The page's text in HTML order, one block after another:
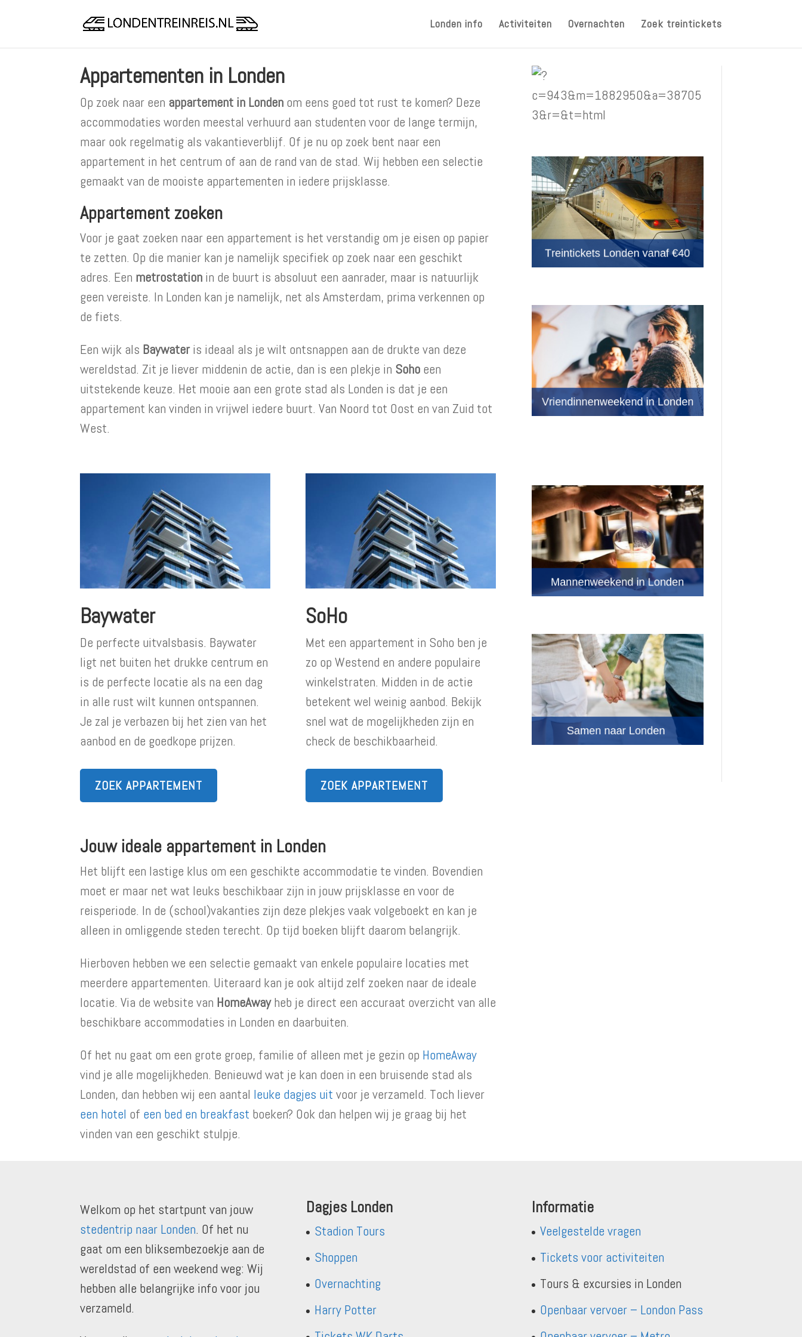
Londen info Activiteiten Overnachten Zoek treintickets
Appartementen in Londen
Op zoek naar een appartement in Londen om eens goed tot rust te komen? Deze
accommodaties worden meestal verhuurd aan studenten voor de lange termijn,
maar ook regelmatig als vakantieverblijf. Of je nu op zoek bent naar een
appartement in het centrum of aan de rand van de stad. Wij hebben een selectie
gemaakt van de mooiste appartementen in iedere prijsklasse.
Appartement zoeken
Voor je gaat zoeken naar een appartement is het verstandig om je eisen op papier
te zetten. Op die manier kan je namelijk specifiek op zoek naar een geschikt
adres. Een metrostation in de buurt is absoluut een aanrader, maar is natuurlijk
geen vereiste. In Londen kan je namelijk, net als Amsterdam, prima verkennen op
de fiets.
Een wijk als Baywateris ideaal als je wilt ontsnappen aan de drukte van deze
wereldstad. Zit je liever middenin de actie, dan is een plekje in Soho een
uitstekende keuze. Het mooie aan een grote stad als Londen is dat je een
appartement kan vinden in vrijwel iedere buurt. Van Noord tot Oost en van Zuid tot
West.
Baywater
De perfecte uitvalsbasis. Baywater
ligt net buiten het drukke centrum en
is de perfecte locatie als na een dag
in alle rust wilt kunnen ontspannen.
Je zal je verbazen bij het zien van het
aanbod en de goedkope prijzen.
ZOEK APPARTEMENT
SoHo
Met een appartement in Soho ben je
zo op Westend en andere populaire
winkelstraten. Midden in de actie
betekent wel weinig aanbod. Bekijk
snel wat de mogelijkheden zijn en
check de beschikbaarheid.
ZOEK APPARTEMENT
Jouw ideale appartement in Londen
Het blijft een lastige klus om een geschikte accommodatie te vinden. Bovendien
moet er maar net wat leuks beschikbaar zijn in jouw prijsklasse en voor de
reisperiode. In de (school)vakanties zijn deze plekjes vaak volgeboekt en kan je
alleen in omliggende steden terecht. Op tijd boeken blijft daarom belangrijk.
Hierboven hebben we een selectie gemaakt van enkele populaire locaties met
meerdere appartementen. Uiteraard kan je ook altijd zelf zoeken naar de ideale
locatie. Via de website van HomeAwayheb je direct een accuraat overzicht van alle
beschikbare accommodaties in Londen en daarbuiten.
Of het nu gaat om een grote groep, familie of alleen met je gezin op HomeAway
vind je alle mogelijkheden. Benieuwd wat je kan doen in een bruisende stad als
Londen, dan hebben wij een aantal leuke dagjes uit voor je verzameld. Toch liever
een hotel of een bed en breakfast boeken? Ook dan helpen wij je graag bij het
vinden van een geschikt stulpje.
Welkom op het startpunt van jouw
stedentrip naar Londen. Of het nu
gaat om een bliksembezoekje aan de
wereldstad of een weekend weg: Wij
hebben alle belangrijke info voor jou
verzameld.
Dagjes Londen
Stadion Tours
Shoppen
Overnachting
Harry Potter
Informatie
Veelgestelde vragen
Tickets voor activiteiten
Tours & excursies in Londen
Openbaar vervoer – London Pass